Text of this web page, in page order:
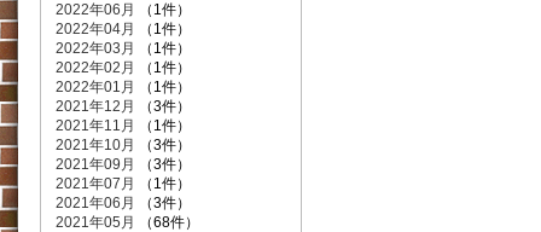
2022年06月
（1件）
2022年04月
（1件）
2022年03月
（1件）
2022年02月
（1件）
2022年01月
（1件）
2021年12月
（3件）
2021年11月
（1件）
2021年10月
（3件）
2021年09月
（3件）
2021年07月
（1件）
2021年06月
（3件）
2021年05月
（68件）